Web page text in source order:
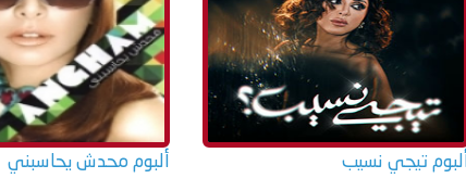
ألبوم تيجي نسيب ألبوم محدش يحاسبني